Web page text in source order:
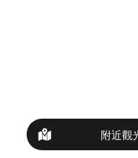
附近觀